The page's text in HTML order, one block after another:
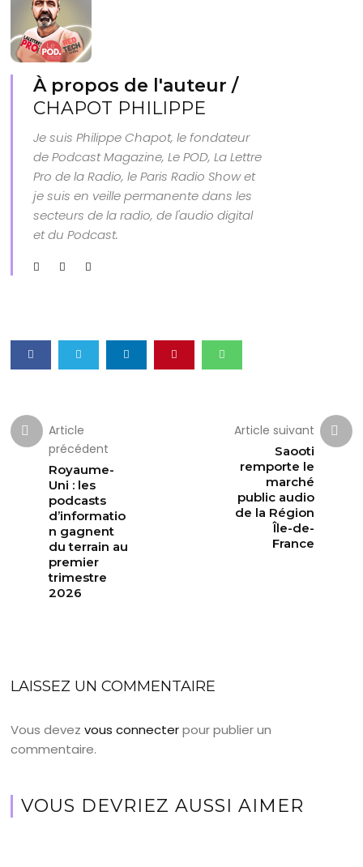
À propos de l'auteur /
CHAPOT PHILIPPE
Je suis Philippe Chapot, le fondateur
de Podcast Magazine, Le POD, La Lettre
Pro de la Radio, le Paris Radio Show et
je suis en veille permanente dans les
secteurs de la radio, de l'audio digital
et du Podcast.
Article
précédent
Royaume-
Uni : les
podcasts
d’informatio
n gagnent
du terrain au
premier
trimestre
2026
Article suivant
Saooti
remporte le
marché
public audio
de la Région
Île-de-
France
LAISSEZ UN COMMENTAIRE
Vous devezvous connecterpour publier un
commentaire.
VOUS DEVRIEZ AUSSI AIMER